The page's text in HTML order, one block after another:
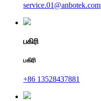
service.01@anbotek.com
பகிரி
பகிரி
+86 13528437881